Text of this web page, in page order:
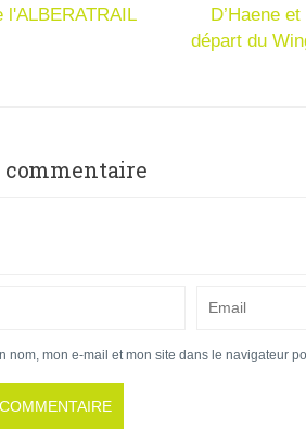
l'ALBERATRAIL
D’Haene
départ du
commentaire
nom, mon e-mail et mon site dans le navigateur